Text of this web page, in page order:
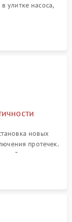
улитке насоса,
платы
проводки.
новых
протечек.
системы,